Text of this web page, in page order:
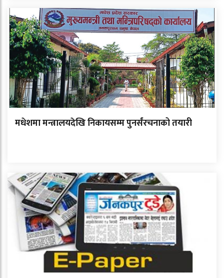
मधेशमा मन्त्रालयदेखि निकायसम्म पुनर्संरचनाको तयारी